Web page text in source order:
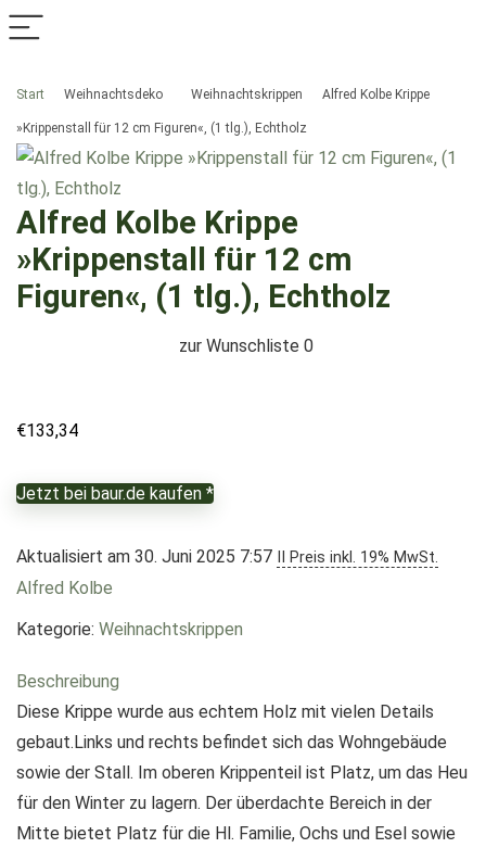
Start Weihnachtsdeko Weihnachtskrippen Alfred Kolbe Krippe
»Krippenstall für 12 cm Figuren«, (1 tlg.), Echtholz
Alfred Kolbe Krippe
»Krippenstall für 12 cm
Figuren«, (1 tlg.), Echtholz
zur Wunschliste 0
€133,34
Jetzt bei baur.de kaufen *
Aktualisiert am 30. Juni 2025 7:57 II Preis inkl. 19% MwSt.
Alfred Kolbe
Kategorie: Weihnachtskrippen
Beschreibung
Diese Krippe wurde aus echtem Holz mit vielen Details
gebaut.Links und rechts befindet sich das Wohngebäude
sowie der Stall. Im oberen Krippenteil ist Platz, um das Heu
für den Winter zu lagern. Der überdachte Bereich in der
Mitte bietet Platz für die Hl. Familie, Ochs und Esel sowie